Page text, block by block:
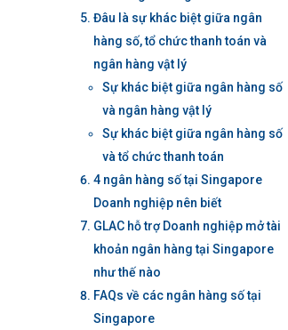
Đâu là sự khác biệt giữa ngân
hàng số, tổ chức thanh toán và
ngân hàng vật lý
Sự khác biệt giữa ngân hàng số
và ngân hàng vật lý
Sự khác biệt giữa ngân hàng số
và tổ chức thanh toán
4 ngân hàng số tại Singapore
Doanh nghiệp nên biết
GLAC hỗ trợ Doanh nghiệp mở tài
khoản ngân hàng tại Singapore
như thế nào
FAQs về các ngân hàng số tại
Singapore